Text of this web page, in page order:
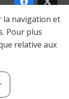
la navigation et
Pour plus
relative aux